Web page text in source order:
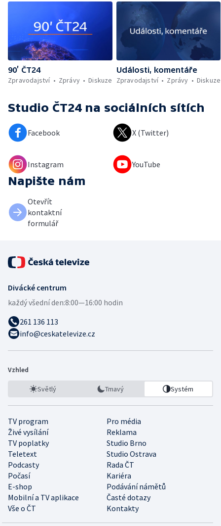
90’ ČT24
Zpravodajství
Zprávy Diskuze
Události, komentáře
Zpravodajství
Zprávy Diskuze
Studio ČT24 na sociálních sítích
Facebook X (Twitter)
Instagram YouTube
Napište nám
Otevřít
kontaktní
formulář
Divácké centrum
každý všední den:8:00—16:00 hodin
261 136 113
info@ceskatelevize.cz
Vzhled
Světlý Tmavý Systém
TV program
Pro média
Živé vysílání
Reklama
TV poplatky
Studio Brno
Teletext
Studio Ostrava
Podcasty
Rada ČT
Počasí
Kariéra
E-shop
Podávání námětů
Mobilní a TV aplikace
Časté dotazy
Vše o ČT
Kontakty